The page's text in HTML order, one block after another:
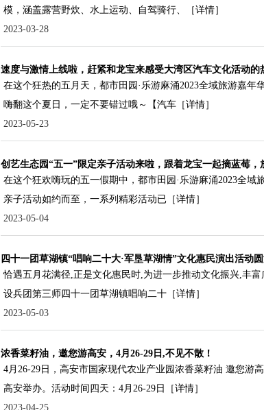
模，涵盖露营野炊、水上运动、自驾骑行、
［详情］
2023-03-28
速度与激情上线啦，赶紧和龙宝来感受大湾区汽车文化活动的
在这个狂热的五月天，都市田园·乐游麻涌2023全域旅游嘉
嗨翻这个夏日，一定不要错过哦～【汽车 ［详情］
2023-05-23
创艺生态园“五一”限定亲子活动来啦，跟着龙宝一起摘蓝莓，
在这个狂欢嗨玩的五一假期中，都市田园·乐游麻涌2023全
亲子活动如约而至，一系列精彩活动已 ［详情］
2023-05-04
四十一团草湖镇“唱响二十大·军垦草湖情”文化惠民演出活动
恰遇五月花满径,正是文化惠民时,为进一步推动文化振兴,丰
设兵团第三师四十一团草湖镇唱响二十 ［详情］
2023-05-03
浓香菜籽油，邀您游高安，4月26-29日,不见不散！
4月26-29日，高安市国家现代农业产业园浓香菜籽油 邀您游
高安举办。活动时间四天：4月26-29日
［详情］
2023-04-25